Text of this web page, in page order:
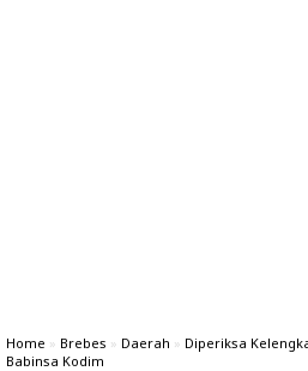
Home » Brebes » Daerah » Diperiksa
Babinsa Kodim